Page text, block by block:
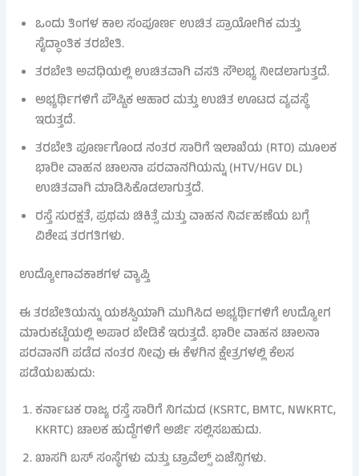
ಒಂದು ತಿಂಗಳ ಕಾಲ ಸಂಪೂರ್ಣ ಉಚಿತ ಪ್ರಾಯೋಗಿಕ ಮತ್ತು
ಸೈದ್ಧಾಂತಿಕ ತರಬೇತಿ.
ತರಬೇತಿ ಅವಧಿಯಲ್ಲಿ ಉಚಿತವಾಗಿ ವಸತಿ ಸೌಲಭ್ಯ ನೀಡಲಾಗುತ್ತದೆ.
ಅಭ್ಯರ್ಥಿಗಳಿಗೆ ಪೌಷ್ಟಿಕ ಆಹಾರ ಮತ್ತು ಉಚಿತ ಊಟದ ವ್ಯವಸ್ಥೆ
ಇರುತ್ತದೆ.
ತರಬೇತಿ ಪೂರ್ಣಗೊಂಡ ನಂತರ ಸಾರಿಗೆ ಇಲಾಖೆಯ (RTO) ಮೂಲಕ
ಭಾರೀ ವಾಹನ ಚಾಲನಾ ಪರವಾನಗಿಯನ್ನು (HTV/HGV DL)
ಉಚಿತವಾಗಿ ಮಾಡಿಸಿಕೊಡಲಾಗುತ್ತದೆ.
ರಸ್ತೆ ಸುರಕ್ಷತೆ, ಪ್ರಥಮ ಚಿಕಿತ್ಸೆ ಮತ್ತು ವಾಹನ ನಿರ್ವಹಣೆಯ ಬಗ್ಗೆ
ವಿಶೇಷ ತರಗತಿಗಳು.
ಉದ್ಯೋಗಾವಕಾಶಗಳ ವ್ಯಾಪ್ತಿ
ಈ ತರಬೇತಿಯನ್ನು ಯಶಸ್ವಿಯಾಗಿ ಮುಗಿಸಿದ ಅಭ್ಯರ್ಥಿಗಳಿಗೆ ಉದ್ಯೋಗ
ಮಾರುಕಟ್ಟೆಯಲ್ಲಿ ಅಪಾರ ಬೇಡಿಕೆ ಇರುತ್ತದೆ. ಭಾರೀ ವಾಹನ ಚಾಲನಾ
ಪರವಾನಗಿ ಪಡೆದ ನಂತರ ನೀವು ಈ ಕೆಳಗಿನ ಕ್ಷೇತ್ರಗಳಲ್ಲಿ ಕೆಲಸ
ಪಡೆಯಬಹುದು:
ಕರ್ನಾಟಕ ರಾಜ್ಯ ರಸ್ತೆ ಸಾರಿಗೆ ನಿಗಮದ (KSRTC, BMTC, NWKRTC,
KKRTC) ಚಾಲಕ ಹುದ್ದೆಗಳಿಗೆ ಅರ್ಜಿ ಸಲ್ಲಿಸಬಹುದು.
ಖಾಸಗಿ ಬಸ್ ಸಂಸ್ಥೆಗಳು ಮತ್ತು ಟ್ರಾವೆಲ್ಸ್ ಏಜೆನ್ಸಿಗಳು.